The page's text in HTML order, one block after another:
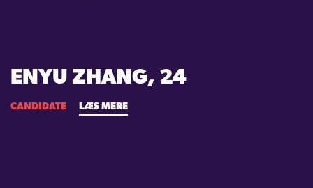
ENYU ZHANG, 24
CANDIDATE LÆS MERE